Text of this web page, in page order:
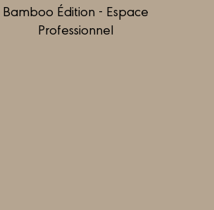
Bamboo Édition - Espace
Professionnel